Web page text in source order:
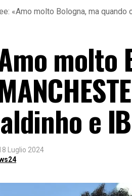
«Amo molto Bologna, ma quando
molto
e
Luglio 2024